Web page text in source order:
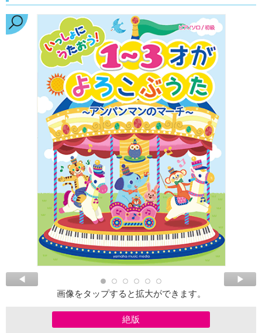
画像をタップすると拡大ができます。
絶版